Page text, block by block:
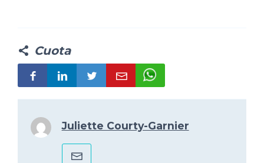
Cuota
Juliette Courty-Garnier